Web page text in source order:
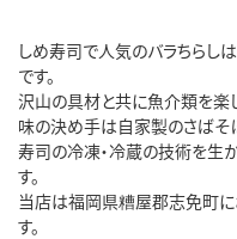
しめ寿司で人気のバラちらし
です。
沢山の具材と共に魚介類を楽
味の決め手は自家製のさばそ
寿司の冷凍・冷蔵の技術を生
す。
当店は福岡県糟屋郡志免町
す。